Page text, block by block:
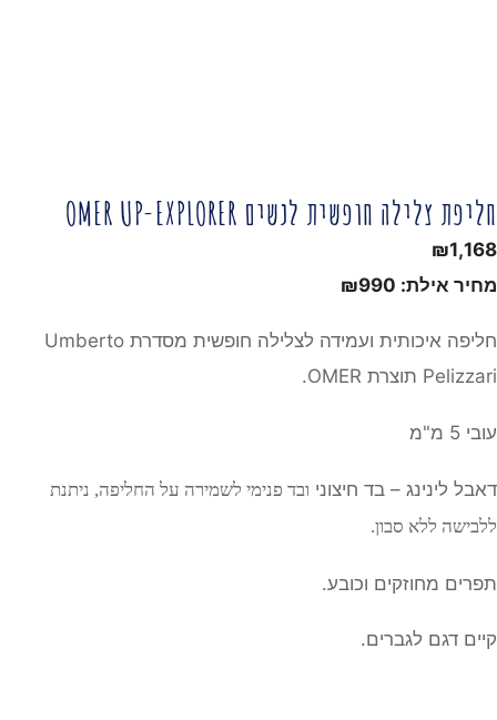
חליפת צלילה חופשית לנשים OMER UP-EXPLORER
₪1,168
מחיר אילת:
₪990
חליפה איכותית ועמידה לצלילה חופשית מסדרת Umberto
Pelizzari תוצרת OMER.
עובי 5 מ"מ
דאבל לינינג – בד חיצוני ובד פנימי לשמירה על החליפה, ניתנת
ללבישה ללא סבון.
תפרים מחוזקים וכובע.
קיים דגם לגברים.